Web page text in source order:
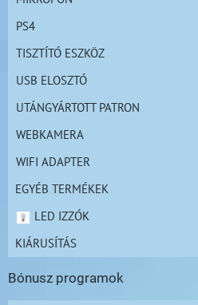
PS4
TISZTÍTÓ ESZKÖZ
USB ELOSZTÓ
UTÁNGYÁRTOTT PATRON
WEBKAMERA
WIFI ADAPTER
EGYÉB TERMÉKEK
LED IZZÓK
KIÁRUSÍTÁS
Bónusz programok